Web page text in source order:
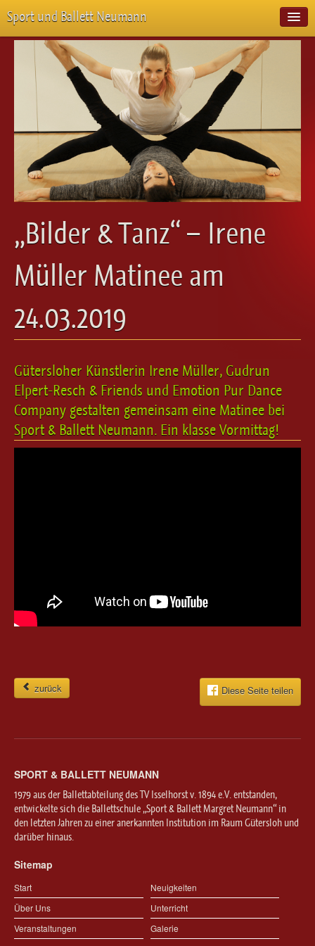
Sport und Ballett Neumann
Start
Neuigkeiten
Über Uns
Veranstaltungen
Emotion Pur
Meisterschaften
Projekte
Vorstellungen
Workshops
Galerie
Kontakt
Ballett für Erwachsene / Jugendliche
Kreative Früherziehung / Kinderballett
Steptanz
Urban Dance
„Bilder & Tanz“ – Irene
Müller Matinee am
24.03.2019
Gütersloher Künstlerin Irene Müller, Gudrun
Elpert-Resch & Friends und Emotion Pur Dance
Company gestalten gemeinsam eine Matinee bei
Sport & Ballett Neumann. Ein klasse Vormittag!
zurück Diese Seite teilen
SPORT & BALLETT NEUMANN
1979 aus der Ballettabteilung des TV Isselhorst v. 1894 e.V. entstanden,
entwickelte sich die Ballettschule „Sport & Ballett Margret Neumann“ in
den letzten Jahren zu einer anerkannten Institution im Raum Gütersloh und
darüber hinaus.
Sitemap
Start
Neuigkeiten
Über Uns
Unterricht
Veranstaltungen
Galerie